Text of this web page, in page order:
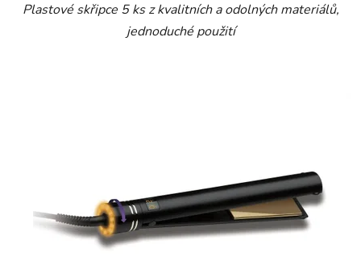
Plastové skřipce 5 ks z kvalitních a odolných materiálů,
jednoduché použití